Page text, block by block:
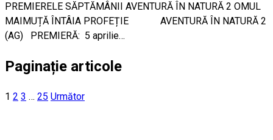
PREMIERELE SĂPTĂMÂNII AVENTURĂ ÎN NATURĂ 2 OMUL
MAIMUȚĂ ÎNTÂIA PROFEȚIE AVENTURĂ ÎN NATURĂ 2
(AG) PREMIERĂ: 5 aprilie…
Paginație articole
1 2 3 … 25 Următor